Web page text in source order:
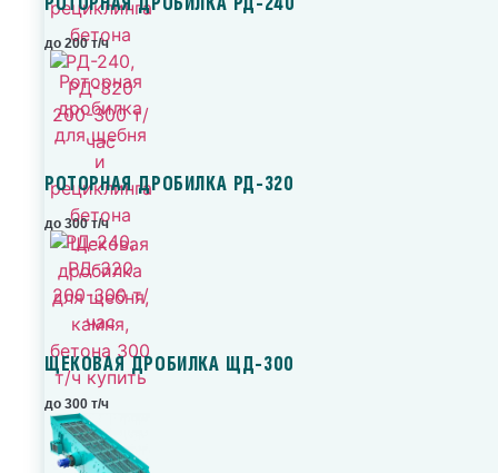
до 200 т/ч
РОТОРНАЯ ДРОБИЛКА РД-320
до 300 т/ч
ЩЕКОВАЯ ДРОБИЛКА ЩД-300
до 300 т/ч